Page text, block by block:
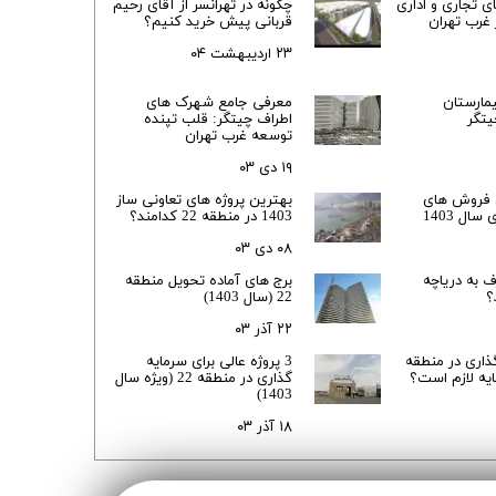
سازه
همت
شهرداری( منابع انسانی)
تجاری و اداری
غرب تهران
چگونه در تهرانسر از آقای رحیم
قربانی پیش خرید کنیم؟
۲۳ اردیبهشت ۰۴
معرفی جامع شهرک‌ های
اطراف چیتگر: قلب تپنده
توسعه غرب تهران
۱۹ دی ۰۳
فروش های
بهترین پروژه های تعاونی ساز
1403 در منطقه 22 کدامند؟
۰۸ دی ۰۳
به دریاچه
برج های آماده تحویل منطقه
22 (سال 1403)
۲۲ آذر ۰۳
در منطقه
3 پروژه عالی برای سرمایه
گذاری در منطقه 22 (ویژه سال
1403)
۱۸ آذر ۰۳